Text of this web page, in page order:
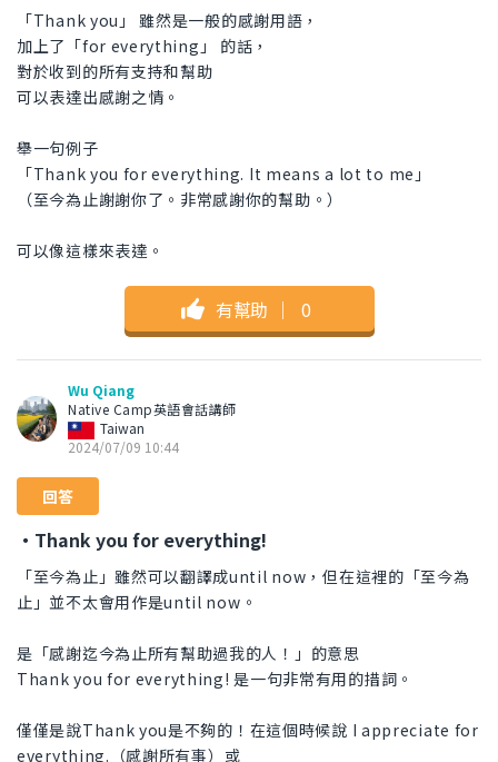
「Thank you」 雖然是一般的感謝用語，
加上了「for everything」 的話，
對於收到的所有支持和幫助
可以表達出感謝之情。
舉一句例子
「Thank you for everything. It means a lot to me」
（至今為止謝謝你了。非常感謝你的幫助。）
可以像這樣來表達。
有幫助 ｜ 0
Wu Qiang
Native Camp英語會話講師
Taiwan
2024/07/09 10:44
回答
・Thank you for everything!
「至今為止」雖然可以翻譯成until now，但在這裡的「至今為
止」並不太會用作是until now。
是「感謝迄今為止所有幫助過我的人！」的意思
Thank you for everything! 是一句非常有用的措詞。
僅僅是說Thank you是不夠的！在這個時候說 I appreciate for
everything.（感謝所有事）或